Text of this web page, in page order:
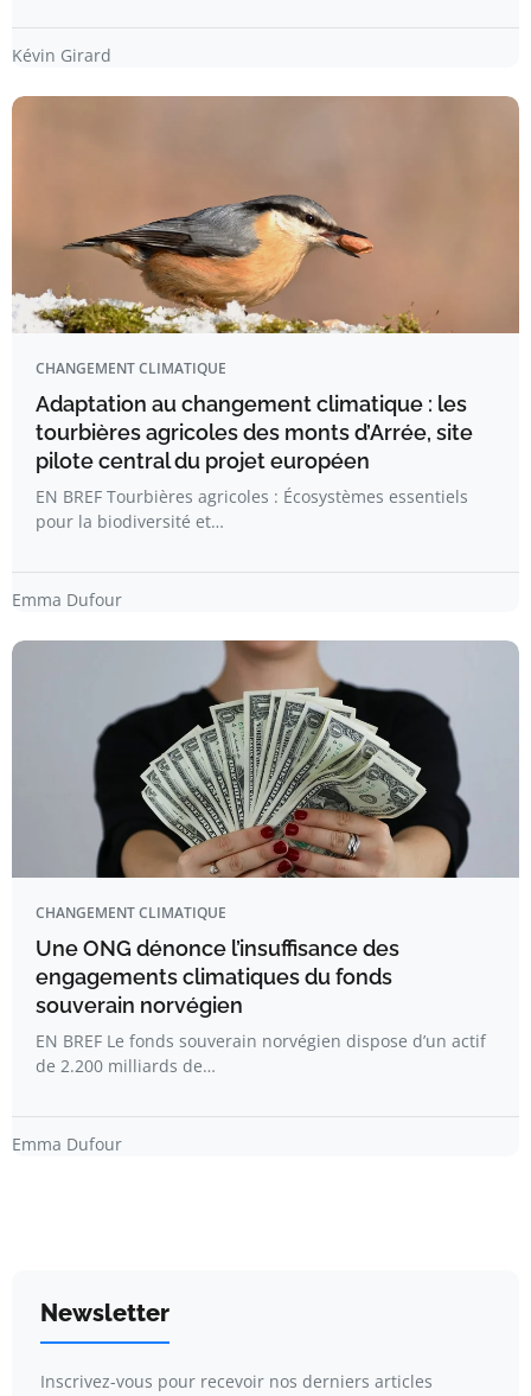
Kévin Girard
CHANGEMENT CLIMATIQUE
Adaptation au changement climatique : les
tourbières agricoles des monts d’Arrée, site
pilote central du projet européen
EN BREF Tourbières agricoles : Écosystèmes essentiels
pour la biodiversité et…
Emma Dufour
CHANGEMENT CLIMATIQUE
Une ONG dénonce l’insuffisance des
engagements climatiques du fonds
souverain norvégien
EN BREF Le fonds souverain norvégien dispose d’un actif
de 2.200 milliards de…
Emma Dufour
Newsletter
Inscrivez-vous pour recevoir nos derniers articles